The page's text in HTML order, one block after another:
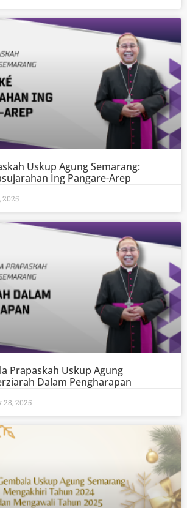
Uskup Agung Semarang:
Ing Pangare-Arep
2025
Prapaskah Uskup Agung
Dalam Pengharapan
28, 2025